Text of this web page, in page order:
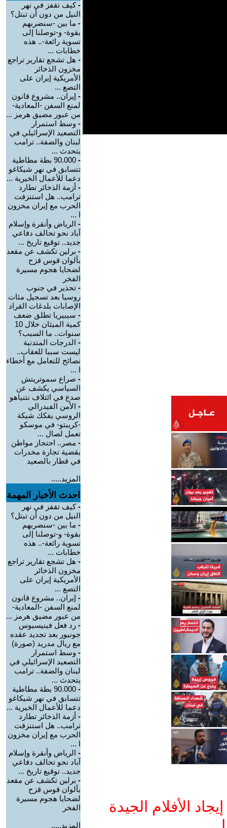
الأفلام الجيدة
-كيف تقفز في نهر
النيل من دون أن تبتل؟
- ما بين -سنضربهم
بقوة- و-توصلنا إلى
تسوية رائعة-.. هذه
خطابات ...
- هل تشجع تقارير تراجع
مخزون الذخائر
الأمريكية إيران على
التصع ...
- إيران.. مشروع قانون
لمنع السفن -المعادية-
من عبور مضيق هرمز ...
- وسط استمرار
التصعيد الإسرائيلي في
لبنان والضفة.. ترامب
يتحدث ...
-
90.000 بطة مطاطية
تتسابق في نهر شيكاغو
دعما للأعمال الخيرية ...
- أزمة الذخائر تطارد
ترامب.. هل استنزفت
الحرب مع إيران مخزون
ا ...
- الرياض وأنقرة وإسلام
آباد نحو تحالف دفاعي
جديد.. توقيع تاريخ ...
- برلين تكشف عن مقعد
بألوان قوس قزح
لضحايا هجوم مسيرة
الفخر
- تحذير في جنوب
روسيا بعد تسجيل مئات
الإصابات بلدغات القراد
- سيبيريا تطلق ضعف
كمية الميثان خلال 10
سنوات.. ما السبب؟
- الدرجات المتدنية
ليست سببا للعقاب..
نصائح للتعامل مع أخطاء
ا ...
- صراع سموتريتش
السياسي يكشف عن
صدع في ائتلاف نتنياهو
- الأمن الفيدرالي
الروسي يفكك شبكة
-كريبتو- في موسكو
تعمل لصال ...
- مصر.. احتجاز مواطن
بقضية تجارة مخدرات
في قطار بالصعيد
المزيد.....
احدث الأخبار المهمة
-كيف تقفز في نهر
النيل من دون أن تبتل؟
- ما بين -سنضربهم
بقوة- و-توصلنا إلى
تسوية رائعة-.. هذه
خطابات ...
- هل تشجع تقارير تراجع
مخزون الذخائر
الأمريكية إيران على
التصع ...
- إيران.. مشروع قانون
لمنع السفن -المعادية-
من عبور مضيق هرمز ...
- رد فعل فينيسيوس
جونيور بعد تجديد عقده
مع ريال مدريد (صورة)
- وسط استمرار
التصعيد الإسرائيلي في
لبنان والضفة.. ترامب
يتحدث ...
-
90.000 بطة مطاطية
تتسابق في نهر شيكاغو
دعما للأعمال الخيرية ...
- أزمة الذخائر تطارد
ترامب.. هل استنزفت
الحرب مع إيران مخزون
ا ...
- الرياض وأنقرة وإسلام
آباد نحو تحالف دفاعي
جديد.. توقيع تاريخ ...
- برلين تكشف عن مقعد
بألوان قوس قزح
لضحايا هجوم مسيرة
الفخر
المزيد.....